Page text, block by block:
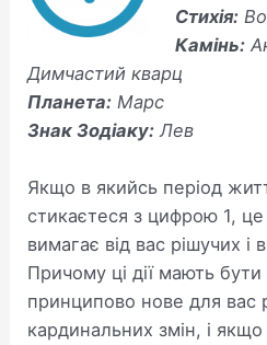
Стихія:
Камінь:
Димчастий кварц
Планета: Марс
Знак Зодіаку: Лев
Якщо в якийсь період
стикаєтеся з цифрою 1,
вимагає від вас рішучих і
Причому ці дії мають
принципово нове для вас
кардинальних змін, і